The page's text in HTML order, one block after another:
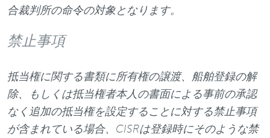
合裁判所の命令の対象となります。
禁止事項
抵当権に関する書類に所有権の譲渡、船舶登録の解
除、もしくは抵当権者本人の書面による事前の承認
なく追加の抵当権を設定することに対する禁止事項
が含まれている場合、CISRは登録時にそのような禁